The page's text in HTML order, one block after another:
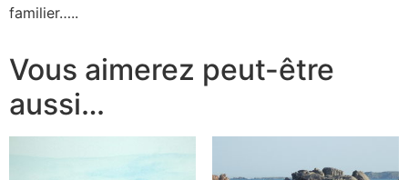
familier…..
Vous aimerez peut-être
aussi…